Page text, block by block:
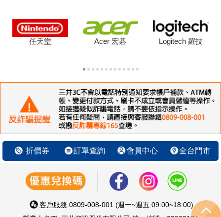
任天堂 Acer 宏碁 Logitech 羅技
折價券 訂單查詢 會員中心 全台門市
客戶服務:0809-008-001 (週一~週五 09:00~18:00)